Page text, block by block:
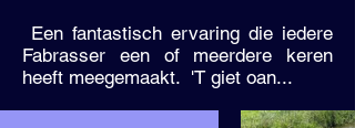
Een fantastisch ervaring die iedere
Fabrasser een of meerdere keren
heeft meegemaakt. 'T giet oan...